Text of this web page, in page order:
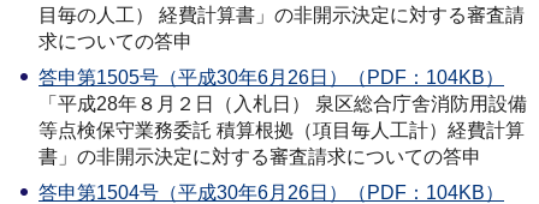
目毎の人工） 経費計算書」の非開示決定に対する審査請
求についての答申
答申第1505号（平成30年6月26日）（PDF：104KB）
「平成28年８月２日（入札日） 泉区総合庁舎消防用設備
等点検保守業務委託 積算根拠（項目毎人工計）経費計算
書」の非開示決定に対する審査請求についての答申
答申第1504号（平成30年6月26日）（PDF：104KB）